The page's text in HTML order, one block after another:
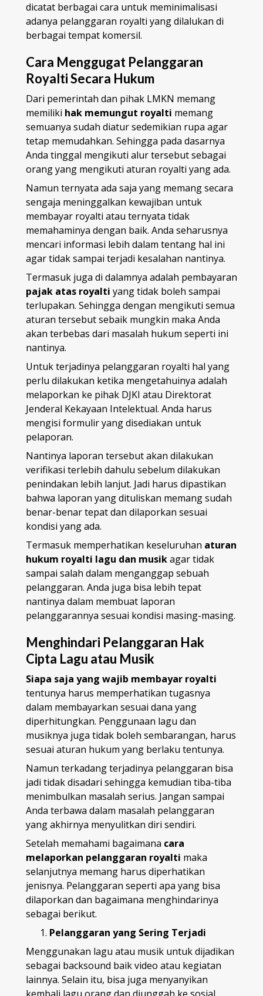
dicatat berbagai cara untuk meminimalisasi
adanya pelanggaran royalti yang dilalukan di
berbagai tempat komersil.
Cara Menggugat Pelanggaran
Royalti Secara Hukum
Dari pemerintah dan pihak LMKN memang
memiliki hak memungut royalti memang
semuanya sudah diatur sedemikian rupa agar
tetap memudahkan. Sehingga pada dasarnya
Anda tinggal mengikuti alur tersebut sebagai
orang yang mengikuti aturan royalti yang ada.
Namun ternyata ada saja yang memang secara
sengaja meninggalkan kewajiban untuk
membayar royalti atau ternyata tidak
memahaminya dengan baik. Anda seharusnya
mencari informasi lebih dalam tentang hal ini
agar tidak sampai terjadi kesalahan nantinya.
Termasuk juga di dalamnya adalah pembayaran
pajak atas royalti yang tidak boleh sampai
terlupakan. Sehingga dengan mengikuti semua
aturan tersebut sebaik mungkin maka Anda
akan terbebas dari masalah hukum seperti ini
nantinya.
Untuk terjadinya pelanggaran royalti hal yang
perlu dilakukan ketika mengetahuinya adalah
melaporkan ke pihak DJKI atau Direktorat
Jenderal Kekayaan Intelektual. Anda harus
mengisi formulir yang disediakan untuk
pelaporan.
Nantinya laporan tersebut akan dilakukan
verifikasi terlebih dahulu sebelum dilakukan
penindakan lebih lanjut. Jadi harus dipastikan
bahwa laporan yang dituliskan memang sudah
benar-benar tepat dan dilaporkan sesuai
kondisi yang ada.
Termasuk memperhatikan keseluruhan aturan
hukum royalti lagu dan musikagar tidak
sampai salah dalam menganggap sebuah
pelanggaran. Anda juga bisa lebih tepat
nantinya dalam membuat laporan
pelanggarannya sesuai kondisi masing-masing.
Menghindari Pelanggaran Hak
Cipta Lagu atau Musik
Siapa saja yang wajib membayar royalti
tentunya harus memperhatikan tugasnya
dalam membayarkan sesuai dana yang
diperhitungkan. Penggunaan lagu dan
musiknya juga tidak boleh sembarangan, harus
sesuai aturan hukum yang berlaku tentunya.
Namun terkadang terjadinya pelanggaran bisa
jadi tidak disadari sehingga kemudian tiba-tiba
menimbulkan masalah serius. Jangan sampai
Anda terbawa dalam masalah pelanggaran
yang akhirnya menyulitkan diri sendiri.
Setelah memahami bagaimana cara
melaporkan pelanggaran royalti maka
selanjutnya memang harus diperhatikan
jenisnya. Pelanggaran seperti apa yang bisa
dilaporkan dan bagaimana menghindarinya
sebagai berikut.
Pelanggaran yang Sering Terjadi
Menggunakan lagu atau musik untuk dijadikan
sebagai backsound baik video atau kegiatan
lainnya. Selain itu, bisa juga menyanyikan